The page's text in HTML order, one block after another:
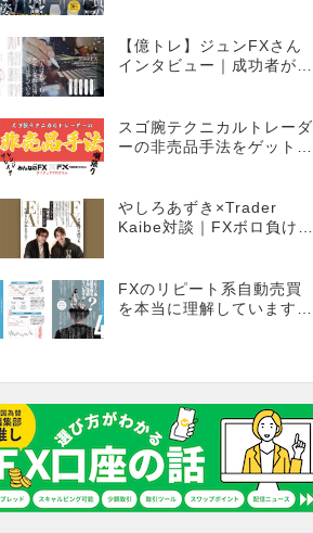
【億トレ】ジュンFXさん
インタビュー｜成功者が多
スゴ腕テクニカルトレーダ
ーの非売品手法をゲット！
やしろあずき×Trader
Kaibe対談｜FXボロ負けな
売買に挑戦ス～
FXのリピート系自動売買
を本当に理解しています